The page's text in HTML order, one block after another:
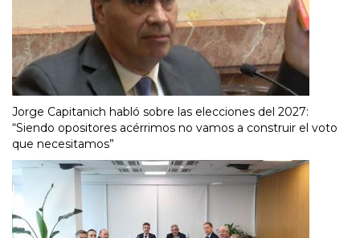
Jorge Capitanich habló sobre las elecciones del 2027:
“Siendo opositores acérrimos no vamos a construir el voto
que necesitamos”